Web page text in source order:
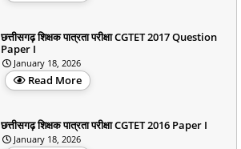
छत्तीसगढ़ शिक्षक पात्रता परीक्षा CGTET 2017 Question
Paper I
January 18, 2026
Read More
छत्तीसगढ़ शिक्षक पात्रता परीक्षा CGTET 2016 Paper I
January 18, 2026